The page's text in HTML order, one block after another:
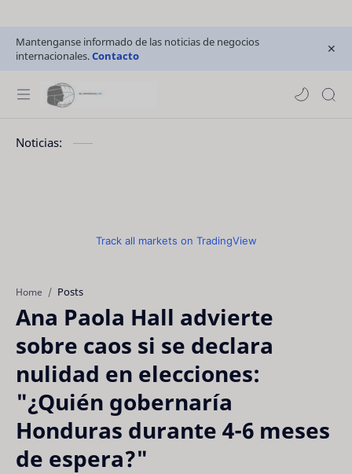
Mantenganse informado de las noticias de negocios
internacionales.Contacto
Noticias:
Track all markets on TradingView
Home Posts
Ana Paola Hall advierte
sobre caos si se declara
nulidad en elecciones:
"¿Quién gobernaría
Honduras durante 4-6 meses
de espera?"